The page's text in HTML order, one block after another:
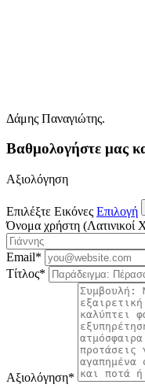
Δάμης Παναγιώτης.
Βαθμολογήστε μας
Αξιολόγηση
Επιλέξτε Εικόνες Επιλογή
Όνομα χρήστη (Λατινικοί
Email*
Τίτλος*
Αξιολόγηση*